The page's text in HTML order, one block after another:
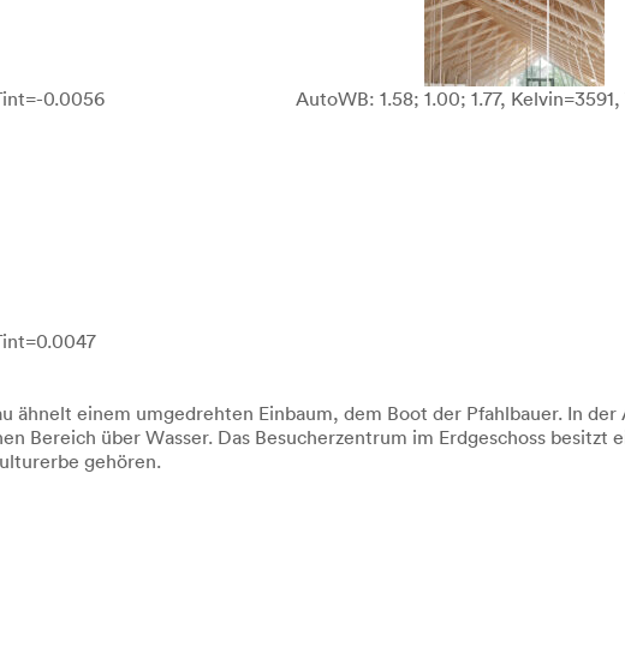
0.0056 AutoWB: 1.58; 1.00; 1.77,
ähnelt einem umgedrehten Einbaum, dem Boot der Pfahlbauer. In
Bereich über Wasser. Das Besucherzentrum im Erdgeschoss
gehören.